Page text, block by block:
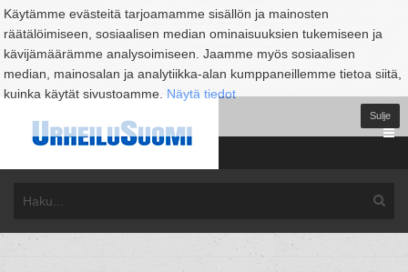
Käytämme evästeitä tarjoamamme sisällön ja mainosten
räätälöimiseen, sosiaalisen median ominaisuuksien tukemiseen ja
kävijämäärämme analysoimiseen. Jaamme myös sosiaalisen
median, mainosalan ja analytiikka-alan kumppaneillemme tietoa siitä,
kuinka käytät sivustoamme. Näytä tiedot
Sulje